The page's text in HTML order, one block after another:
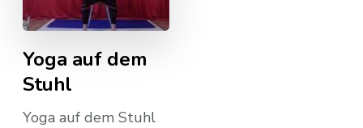
Yoga auf dem
Stuhl
Yoga auf dem Stuhl